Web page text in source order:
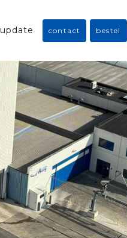
update contact bestel